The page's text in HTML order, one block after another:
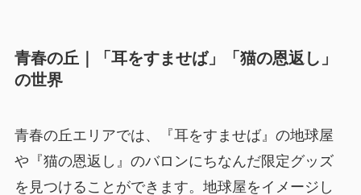
青春の丘｜「耳をすませば」「猫の恩返し」
の世界
青春の丘エリアでは、『耳をすませば』の地球屋
や『猫の恩返し』のバロンにちなんだ限定グッズ
を見つけることができます。地球屋をイメージし